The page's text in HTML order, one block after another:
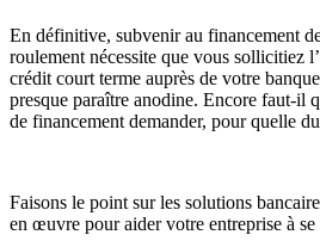
En définitive, subvenir au financement
roulement nécessite que vous sollicitiez
crédit court terme auprès de votre
presque paraître anodine. Encore faut-il
de financement demander, pour quelle
Faisons le point sur les solutions
en œuvre pour aider votre entreprise à se